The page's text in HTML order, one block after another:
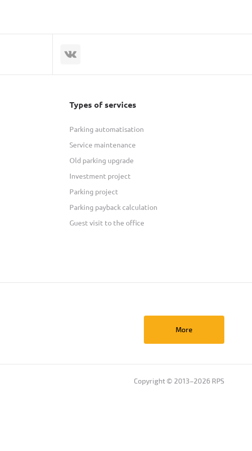
Types of services
Parking automatisation
Service maintenance
Old parking upgrade
Investment project
Parking project
Parking payback calculation
Guest visit to the office
More
Copyright © 2013–2026 RPS